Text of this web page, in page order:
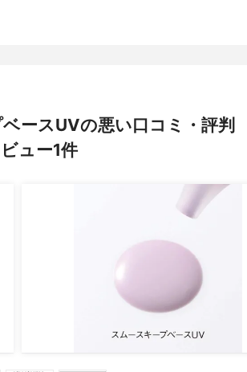
ースUVの悪い口コミ・評判
ュー1件